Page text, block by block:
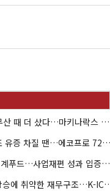
HB인베스트, IPO 무산 때 더 샀다…마키나락스 투자 2.7배 회수
에코프로비엠, 1.2조 유증 차질 땐…에코프로 7270억 '독박'
상장사 옷 벗는 신세계푸드…사업재편 성과 입증할까
NH농협생명, 금리상승에 취